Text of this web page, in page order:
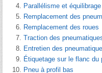
Parallélisme et
Remplacement des
Remplacement des roues
Traction des
Entretien des
Étiquetage sur le flanc du
Pneu à profil bas